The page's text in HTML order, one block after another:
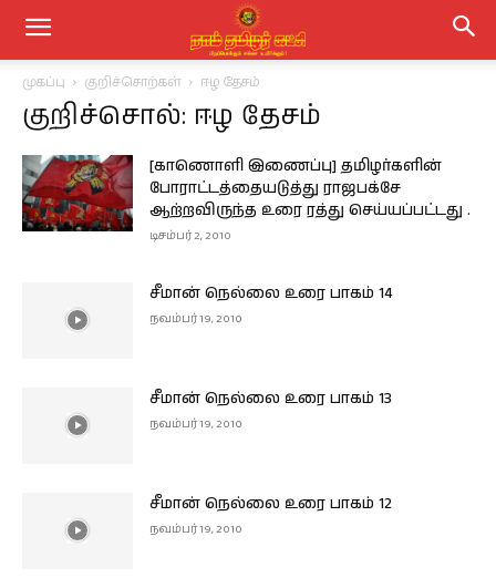
முகப்பு குறிச்சொற்கள் ஈழ தேசம்
குறிச்சொல்: ஈழ தேசம்
[காணொளி இணைப்பு] தமிழர்களின்
போராட்டத்தையடுத்து ராஜபக்சே
ஆற்றவிருந்த உரை ரத்து செய்யப்பட்டது .
டிசம்பர் 2, 2010
சீமான் நெல்லை உரை பாகம் 14
நவம்பர் 19, 2010
சீமான் நெல்லை உரை பாகம் 13
நவம்பர் 19, 2010
சீமான் நெல்லை உரை பாகம் 12
நவம்பர் 19, 2010